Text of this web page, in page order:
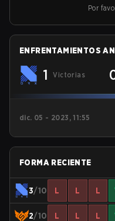
Por
ENFRENTAMIENTOS
1 Victorias
dic. 05 - 2023, 11:55
FORMA RECIENTE
3/10 L L L
2/10 L L L